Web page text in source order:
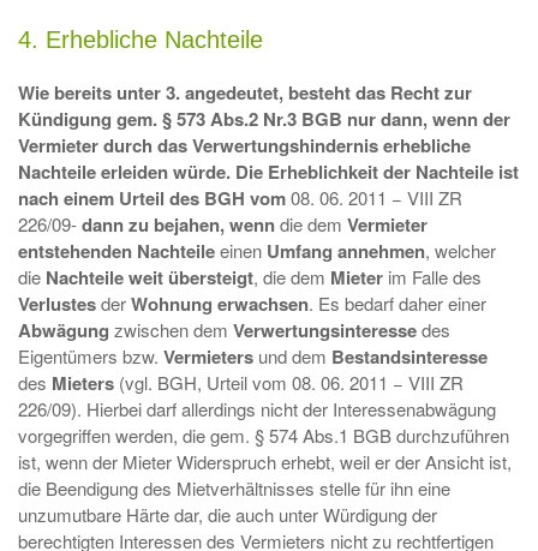
4. Erhebliche Nachteile
Wie bereits unter 3. angedeutet, besteht das Recht zur
Kündigung gem. § 573 Abs.2 Nr.3 BGB nur dann, wenn der
Vermieterdurch dasVerwertungshinderniserhebliche
Nachteileerleiden würde. Die Erheblichkeitder Nachteile ist
nach einem Urteil des BGH vom08. 06. 2011 − VIII ZR
226/09-dann zu bejahen, wenndie dem Vermieter
entstehenden Nachteileeinen Umfang annehmen, welcher
die Nachteile weit übersteigt, die dem Mieter im Falle des
VerlustesderWohnung erwachsen. Es bedarf daher einer
Abwägung zwischen dem Verwertungsinteressedes
Eigentümers bzw. Vermieters und dem Bestandsinteresse
des Mieters (vgl. BGH, Urteil vom 08. 06. 2011 − VIII ZR
226/09). Hierbei darf allerdings nicht der Interessenabwägung
vorgegriffen werden, die gem. § 574 Abs.1 BGB durchzuführen
ist, wenn der Mieter Widerspruch erhebt, weil er der Ansicht ist,
die Beendigung des Mietverhältnisses stelle für ihn eine
unzumutbare Härte dar, die auch unter Würdigung der
berechtigten Interessen des Vermieters nicht zu rechtfertigen